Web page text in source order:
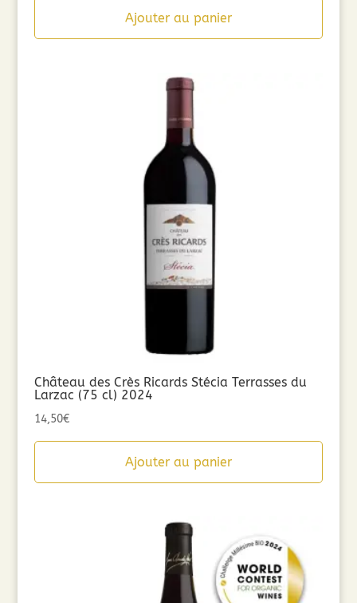
Ajouter au panier
Château des Crès Ricards Stécia Terrasses du
Larzac (75 cl) 2024
14,50€
Ajouter au panier